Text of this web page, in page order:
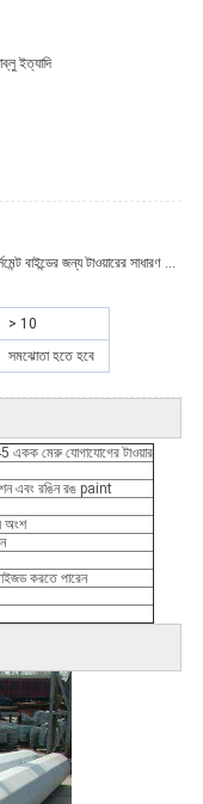
ইত্যাদি
কনটেইনার ট্রান্সপোর্টার, মেটাল রিইনফোর্সমেন্ট বাইন্ডের জন্য টাওয়ারের সাধারণ পরিস্থিতি।
> 10
সমঝোতা হতে হবে
একক মেরু যোগাযোগের টাওয়ার
এবং রঙিন রঙ paint
অংশ
করতে পারেন